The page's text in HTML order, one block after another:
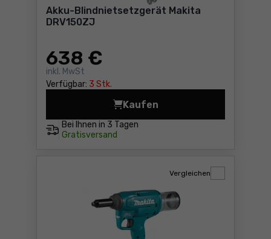
Akku-Blindnietsetzgerät Makita
DRV150ZJ
638 €
inkl. MwSt
Verfügbar: 3 Stk.
Bei Ihnen in 3 Tagen
Gratisversand
Kaufen
Akku-Blindnietsetzgerät
Vergleichen